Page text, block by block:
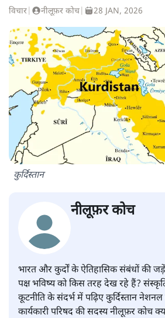
विचार नीलूफ़र कोच 28 JAN, 2026
कुर्दिस्तान
नीलूफ़र कोच
भारत और कुर्दों के ऐतिहासिक संबंधों की
पक्ष भविष्य को किस तरह देख रहे हैं?
कूटनीति के संदर्भ में पढ़िए कुर्दिस्तान नेशनल
कार्यकारी परिषद की सदस्य नीलूफ़र कोच